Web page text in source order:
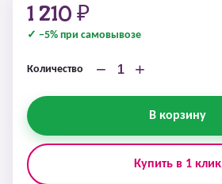
1 210 ₽
✓ −5% при самовывозе
Количество − +
В корзину
Купить в 1 клик